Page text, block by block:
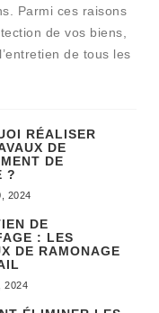
Parmi ces raisons
de vos biens,
de tous les
RÉALISER
DE
DE
?
2024
DE
: LES
DE RAMONAGE
2024